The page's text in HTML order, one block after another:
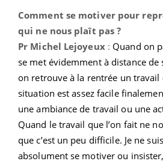
Comment se motiver pour
qui ne nous plaît pas ?
Pr Michel Lejoyeux : Quand on
se met évidemment à distance de
on retrouve à la rentrée un
situation est assez facile
une ambiance de travail ou une
Quand le travail que l’on fait ne
que c’est un peu difficile. Je ne
absolument se motiver ou